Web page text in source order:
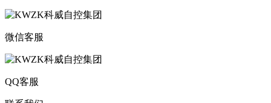
微信客服
QQ客服